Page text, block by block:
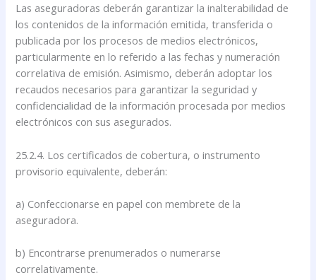
Las aseguradoras deberán garantizar la inalterabilidad de
los contenidos de la información emitida, transferida o
publicada por los procesos de medios electrónicos,
particularmente en lo referido a las fechas y numeración
correlativa de emisión. Asimismo, deberán adoptar los
recaudos necesarios para garantizar la seguridad y
confidencialidad de la información procesada por medios
electrónicos con sus asegurados.
25.2.4. Los certificados de cobertura, o instrumento
provisorio equivalente, deberán:
a) Confeccionarse en papel con membrete de la
aseguradora.
b) Encontrarse prenumerados o numerarse
correlativamente.